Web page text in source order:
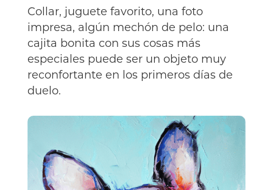
Collar, juguete favorito, una foto
impresa, algún mechón de pelo: una
cajita bonita con sus cosas más
especiales puede ser un objeto muy
reconfortante en los primeros días de
duelo.